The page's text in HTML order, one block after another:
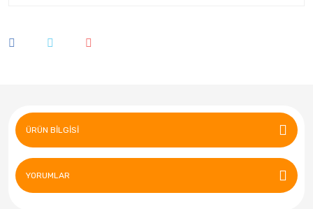
ÜRÜN BILGISI
YORUMLAR